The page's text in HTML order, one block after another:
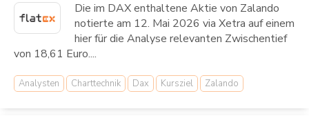
Die im DAX enthaltene Aktie von Zalando
notierte am 12. Mai 2026 via Xetra auf einem
hier für die Analyse relevanten Zwischentief
von 18,61 Euro....
Analysten Charttechnik Dax Kursziel Zalando